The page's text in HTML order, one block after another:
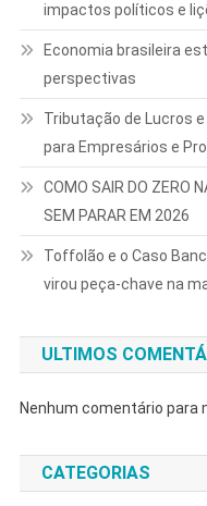
impactos políticos e
Economia brasileira
perspectivas
Tributação de Lucros
para Empresários e
COMO SAIR DO ZERO
SEM PARAR EM 2026
Toffolão e o Caso
virou peça-chave na
ULTIMOS
Nenhum comentário para
CATEGORIAS